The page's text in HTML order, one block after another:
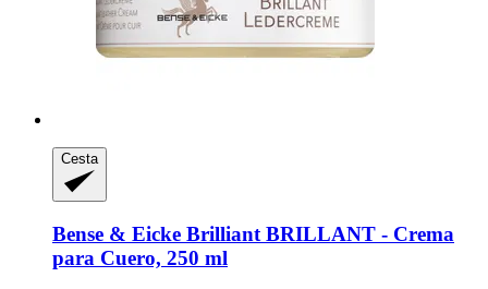
Cesta
Bense & Eicke Brilliant BRILLANT -​ Crema
para Cuero, 250 ml